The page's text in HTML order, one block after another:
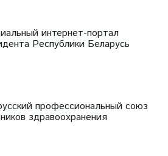
интернет-портал
Республики Беларусь
профессиональный союз
здравоохранения